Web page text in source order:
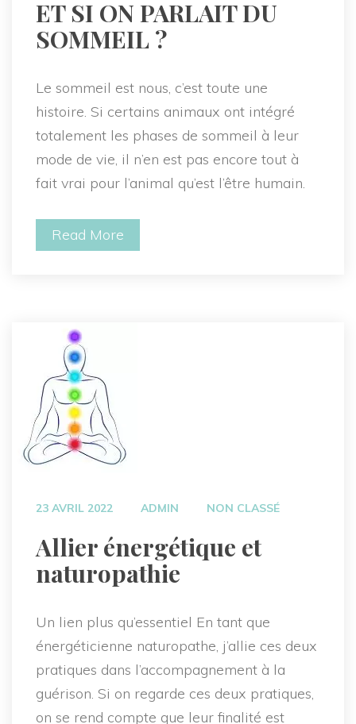
ET SI ON PARLAIT DU
SOMMEIL ?
Le sommeil est nous, c’est toute une
histoire. Si certains animaux ont intégré
totalement les phases de sommeil à leur
mode de vie, il n’en est pas encore tout à
fait vrai pour l’animal qu’est l’être humain.
Read More
23 AVRIL 2022 ADMIN NON CLASSÉ
Allier énergétique et
naturopathie
Un lien plus qu’essentiel En tant que
énergéticienne naturopathe, j’allie ces deux
pratiques dans l’accompagnement à la
guérison. Si on regarde ces deux pratiques,
on se rend compte que leur finalité est